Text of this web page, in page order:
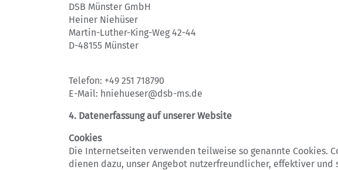
DSB Münster GmbH
Heiner Niehüser
Martin-Luther-King-Weg 42-44
D-48155 Münster
Telefon: +49 251 718790
E-Mail: hniehueser@dsb-ms.de
4. Datenerfassung auf unserer Website
Cookies
Die Internetseiten verwenden teilweise so genannte Cookies.
dienen dazu, unser Angebot nutzerfreundlicher, effektiver